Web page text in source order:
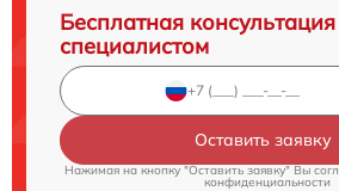
Бесплатная
специалистом
Оставить заявку
Нажимая на кнопку "Оставить заявку" Вы
конфиденциальности